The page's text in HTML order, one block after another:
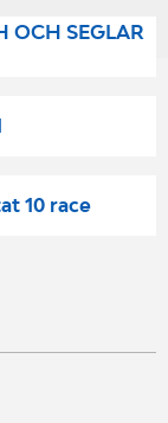
OCH SEGLAR
10 race